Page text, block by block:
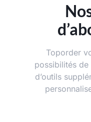
Toporder
possibilités de
d’outils